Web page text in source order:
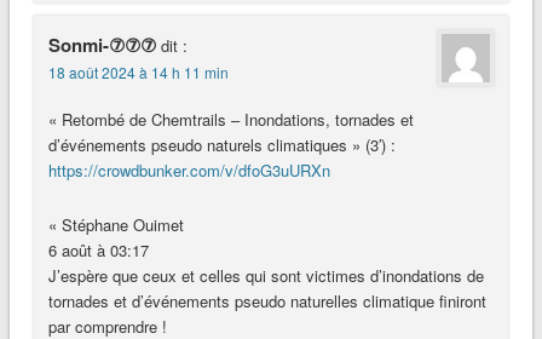
Sonmi-⑦⑦⑦ dit :
18 août 2024 à 14 h 11 min
« Retombé de Chemtrails – Inondations, tornades et
d’événements pseudo naturels climatiques » (3′) :
https://crowdbunker.com/v/dfoG3uURXn
« Stéphane Ouimet
6 août à 03:17
J’espère que ceux et celles qui sont victimes d’inondations de
tornades et d’événements pseudo naturelles climatique finiront
par comprendre !